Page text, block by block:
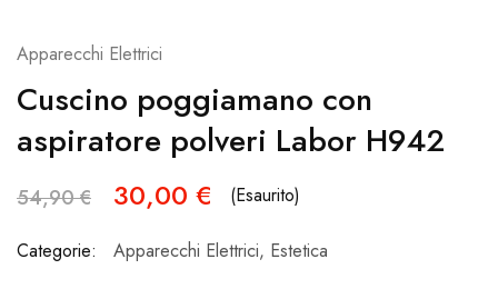
Apparecchi Elettrici
Cuscino poggiamano con
aspiratore polveri Labor H942
54,90€ 30,00 € (Esaurito)
Categorie: Apparecchi Elettrici, Estetica